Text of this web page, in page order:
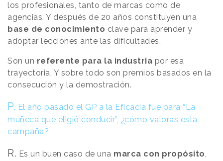
los profesionales, tanto de marcas como de
agencias. Y después de 20 años constituyen una
base de conocimiento clave para aprender y
adoptar lecciones ante las dificultades.
Son un referente para la industria por esa
trayectoria. Y sobre todo son premios basados en la
consecución y la demostración.
P. El año pasado el GP a la Eficacia fue para “La
muñeca que eligió conducir”, ¿cómo valoras esta
campaña?
R. Es un buen caso de una marca con propósito,